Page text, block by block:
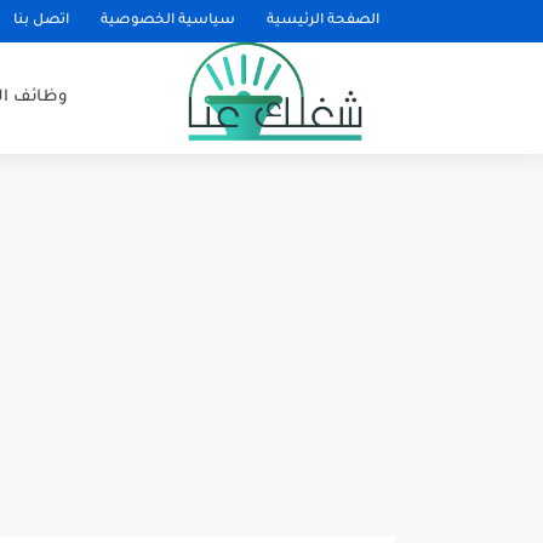
الصفحة الرئيسية سياسية الخصوصية اتصل بنا
وظائف